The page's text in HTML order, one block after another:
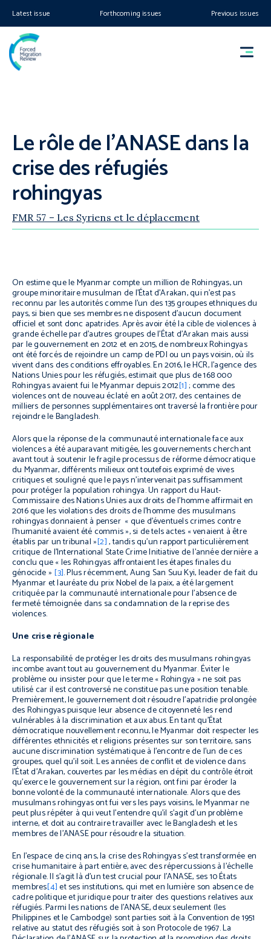
Latest issue Forthcoming issues Previous issues
Le rôle de l’ANASE dans la
crise des réfugiés
rohingyas
FMR 57 – Les Syriens et le déplacement
On estime que le Myanmar compte un million de Rohingyas, un
groupe minoritaire musulman de l’État d’Arakan, qui n’est pas
reconnu par les autorités comme l’un des 135 groupes ethniques du
pays, si bien que ses membres ne disposent d’aucun document
officiel et sont donc apatrides. Après avoir été la cible de violences à
grande échelle par d’autres groupes de l’État d’Arakan mais aussi
par le gouvernement en 2012 et en 2015, de nombreux Rohingyas
ont été forcés de rejoindre un camp de PDI ou un pays voisin, où ils
vivent dans des conditions effroyables. En 2016, le HCR, l'agence des
Nations Unies pour les réfugiés, estimait que plus de 168 000
Rohingyas avaient fui le Myanmar depuis 2012[1]; comme des
violences ont de nouveau éclaté en août 2017, des centaines de
milliers de personnes supplémentaires ont traversé la frontière pour
rejoindre le Bangladesh.
Alors que la réponse de la communauté internationale face aux
violences a été auparavant mitigée, les gouvernements cherchant
avant tout à soutenir le fragile processus de réforme démocratique
du Myanmar, différents milieux ont toutefois exprimé de vives
critiques et souligné que le pays n’intervenait pas suffisamment
pour protéger la population rohingya. Un rapport du Haut-
Commissaire des Nations Unies aux droits de l'homme affirmait en
2016 que les violations des droits de l’homme des musulmans
rohingyas donnaient à penser « que d’éventuels crimes contre
l’humanité avaient été commis », si de tels actes « venaient à être
établis par un tribunal »[2], tandis qu’un rapport particulièrement
critique de l’International State Crime Initiative de l’année dernière a
conclu que « les Rohingyas affrontaient les étapes finales du
génocide » [3]. Plus récemment, Aung San Suu Kyi, leader de fait du
Myanmar et lauréate du prix Nobel de la paix, a été largement
critiquée par la communauté internationale pour l’absence de
fermeté témoignée dans sa condamnation de la reprise des
violences.
Une crise régionale
La responsabilité de protéger les droits des musulmans rohingyas
incombe avant tout au gouvernement du Myanmar. Éviter le
problème ou insister pour que le terme « Rohingya » ne soit pas
utilisé car il est controversé ne constitue pas une position tenable.
Premièrement, le gouvernement doit résoudre l’apatridie prolongée
des Rohingyas puisque leur absence de citoyenneté les rend
vulnérables à la discrimination et aux abus. En tant qu’État
démocratique nouvellement reconnu, le Myanmar doit respecter les
différentes ethnicités et religions présentes sur son territoire, sans
aucune discrimination systématique à l’encontre de l’un de ces
groupes, quel qu’il soit. Les années de conflit et de violence dans
l’État d’Arakan, couvertes par les médias en dépit du contrôle étroit
qu’exerce le gouvernement sur la région, ont fini par éroder la
bonne volonté de la communauté internationale. Alors que des
musulmans rohingyas ont fui vers les pays voisins, le Myanmar ne
peut plus répéter à qui veut l’entendre qu’il s’agit d’un problème
interne, et doit au contraire travailler avec le Bangladesh et les
membres de l’ANASE pour résoudre la situation.
En l’espace de cinq ans, la crise des Rohingyas s’est transformée en
crise humanitaire à part entière, avec des répercussions à l’échelle
régionale. Il s’agit là d’un test crucial pour l’ANASE, ses 10 États
membres[4]et ses institutions, qui met en lumière son absence de
cadre politique et juridique pour traiter des questions relatives aux
réfugiés. Parmi les nations de l’ANASE, deux seulement (les
Philippines et le Cambodge) sont parties soit à la Convention de 1951
relative au statut des réfugiés soit à son Protocole de 1967. La